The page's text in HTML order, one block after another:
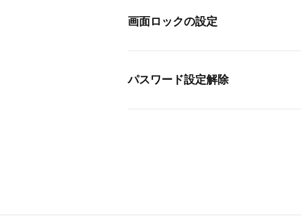
画面ロックの設定
パスワード設定解除